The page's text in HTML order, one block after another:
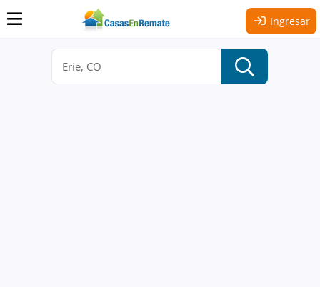
Ingresar